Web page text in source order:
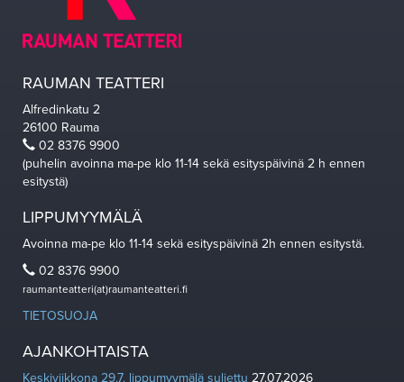
RAUMAN TEATTERI
Alfredinkatu 2
26100 Rauma
02 8376 9900
(puhelin avoinna ma-pe klo 11-14 sekä esityspäivinä 2 h ennen
esitystä)
LIPPUMYYMÄLÄ
Avoinna ma-pe klo 11-14 sekä esityspäivinä 2h ennen esitystä.
02 8376 9900
raumanteatteri(at)raumanteatteri.fi
TIETOSUOJA
AJANKOHTAISTA
Keskiviikkona 29.7. lippumyymälä suljettu 27.07.2026